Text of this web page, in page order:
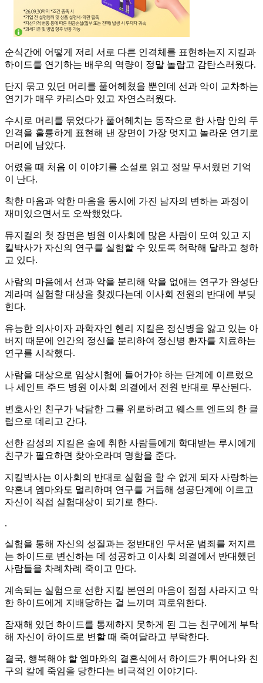
순식간에 어떻게 저리 서로 다른 인격체를 표현하는지 지킬과
하이드를 연기하는 배우의 역량이 정말 놀랍고 감탄스러웠다.
단지 묶고 있던 머리를 풀어헤쳤을 뿐인데 선과 악이 교차하는
연기가 매우 카리스마 있고 자연스러웠다.
수시로 머리를 묶었다가 풀어헤치는 동작으로 한 사람 안의 두
인격을 훌륭하게 표현해 낸 장면이 가장 멋지고 놀라운 연기로
머리에 남았다.
어렸을 때 처음 이 이야기를 소설로 읽고 정말 무서웠던 기억
이 난다.
착한 마음과 악한 마음을 동시에 가진 남자의 변하는 과정이
재미있으면서도 오싹했었다.
뮤지컬의 첫 장면은 병원 이사회에 많은 사람이 모여 있고 지
킬박사가 자신의 연구를 실험할 수 있도록 허락해 달라고 청하
고 있다.
사람의 마음에서 선과 악을 분리해 악을 없애는 연구가 완성단
계라며 실험할 대상을 찾겠다는데 이사회 전원의 반대에 부딪
힌다.
유능한 의사이자 과학자인 헨리 지킬은 정신병을 앓고 있는 아
버지 때문에 인간의 정신을 분리하여 정신병 환자를 치료하는
연구를 시작했다.
사람을 대상으로 임상시험에 들어가야 하는 단계에 이르렀으
나 세인트 주드 병원 이사회 의결에서 전원 반대로 무산된다.
변호사인 친구가 낙담한 그를 위로하려고 웨스트 엔드의 한 클
럽으로 데리고 간다.
선한 감성의 지킬은 술에 취한 사람들에게 학대받는 루시에게
친구가 필요하면 찾아오라며 명함을 준다.
지킬박사는 이사회의 반대로 실험을 할 수 없게 되자 사랑하는
약혼녀 엠마와도 멀리하며 연구를 거듭해 성공단계에 이르고
자신이 직접 실험대상이 되기로 한다.
.
실험을 통해 자신의 성질과는 정반대인 무서운 범죄를 저지르
는 하이드로 변신하는 데 성공하고 이사회 의결에서 반대했던
사람들을 차례차례 죽이고 만다.
계속되는 실험으로 선한 지킬 본연의 마음이 점점 사라지고 악
한 하이드에게 지배당하는 걸 느끼며 괴로워한다.
잠재해 있던 하이드를 통제하지 못하게 된 그는 친구에게 부탁
해 자신이 하이드로 변할 때 죽여달라고 부탁한다.
결국, 행복해야 할 엠마와의 결혼식에서 하이드가 튀어나와 친
구의 칼에 죽임을 당한다는 비극적인 이야기다.